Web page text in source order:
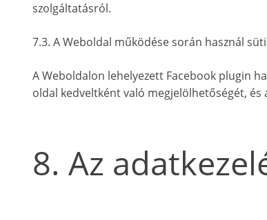
szolgáltatásról.
7.3. A Weboldal működése során használ
A Weboldalon lehelyezett Facebook plugin
oldal kedveltként való megjelölhetőségét, és
8. Az